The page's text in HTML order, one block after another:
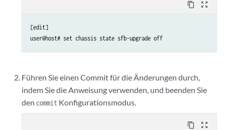
content_copy zoom_out_map
[edit]
Führen Sie einen Commit für die Änderungen durch,
indem Sie die Anweisung verwenden, und beenden Sie
den commit Konfigurationsmodus.
content_copy zoom_out_map